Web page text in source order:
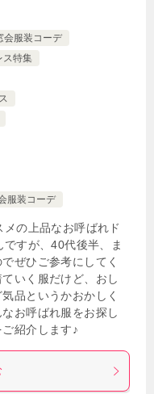
会服装コーデ
ス特集
服装コーデ
の上品なお呼ばれド
すが、40代後半、ま
ぜひご参考にしてく
いく服だけど、おし
品というかおかしく
お呼ばれ服をお探し
紹介します♪